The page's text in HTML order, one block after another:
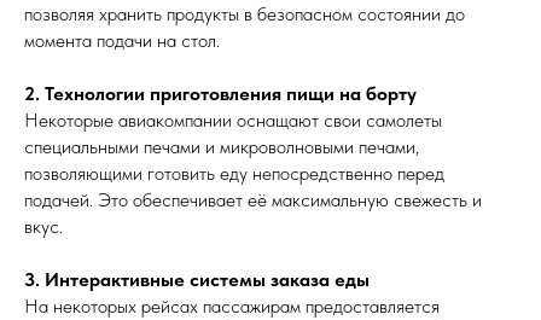
позволяя хранить продукты в безопасном состоянии до
момента подачи на стол.
2. Технологии приготовления пищи на борту
Некоторые авиакомпании оснащают свои самолеты
специальными печами и микроволновыми печами,
позволяющими готовить еду непосредственно перед
подачей. Это обеспечивает её максимальную свежесть и
вкус.
3. Интерактивные системы заказа еды
На некоторых рейсах пассажирам предоставляется